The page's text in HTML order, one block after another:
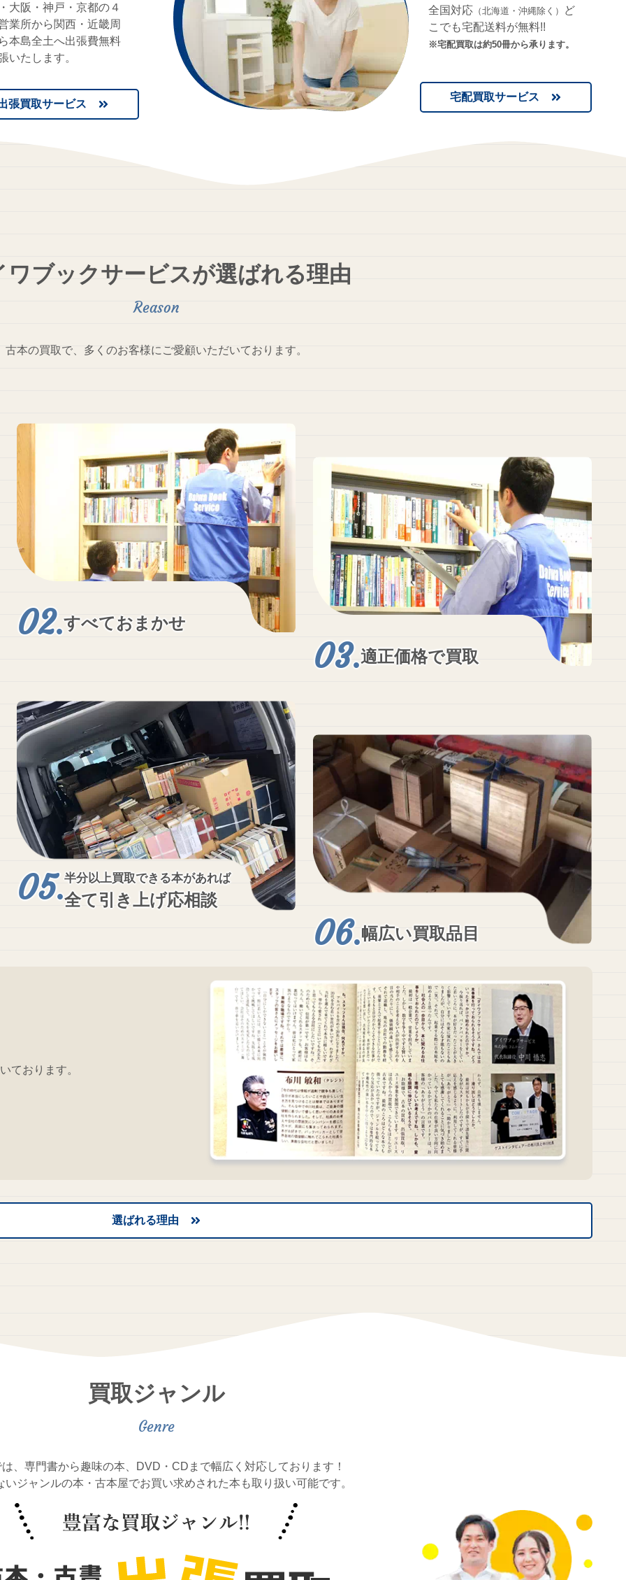
張買取サービス
大阪・神戸・京都の４
業所から関西・近畿周
本島全土へ出張費無料
いたします。
宅配買取サービス
全国対応 （北海道・沖縄除く）
ど
こでも宅配送料が無料!!
※宅配買取は約50冊から承ります。
ワブックサービスが選ばれる理由
古本の買取で、多くのお客様にご愛顧いただいております。
すべておまかせ
適正価格で買取
半分以上買取できる本があれば
全て引き上げ応相談
幅広い買取品目
ております。
選ばれる理由
買取ジャンル
、専門書から趣味の本、DVD・CDまで幅広く対応しております！
いジャンルの本・古本屋でお買い求めされた本も取り扱い可能です。